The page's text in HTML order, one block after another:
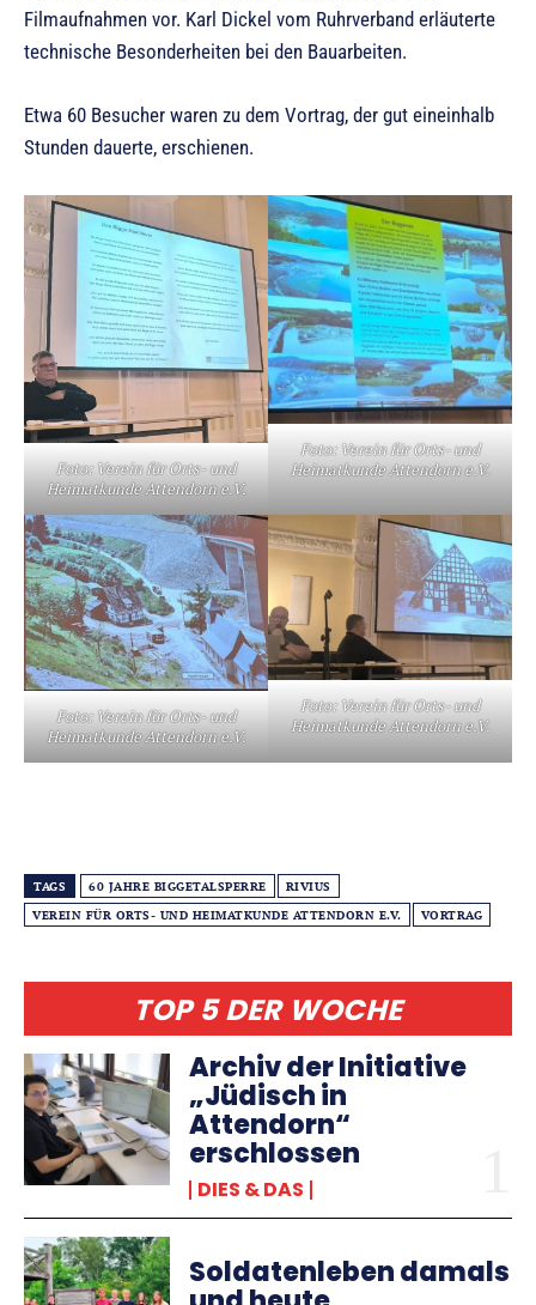
TOP 5 DER WOCHE
Archiv der Initiative
„Jüdisch in
Attendorn“
erschlossen
DIES & DAS
Soldatenleben damals
Filmaufnahmen vor. Karl Dickel vom Ruhrverband erläuterte
technische Besonderheiten bei den Bauarbeiten.
Etwa 60 Besucher waren zu dem Vortrag, der gut eineinhalb
Stunden dauerte, erschienen.
Foto: Verein für Orts- und
Heimatkunde Attendorn e.V.
Foto: Verein für Orts- und
Heimatkunde Attendorn e.V.
Foto: Verein für Orts- und
Heimatkunde Attendorn e.V.
Foto: Verein für Orts- und
Heimatkunde Attendorn e.V.
TAGS 60 JAHRE BIGGETALSPERRE
RIVIUS
VEREIN FÜR ORTS- UND HEIMATKUNDE ATTENDORN E.V.
VORTRAG